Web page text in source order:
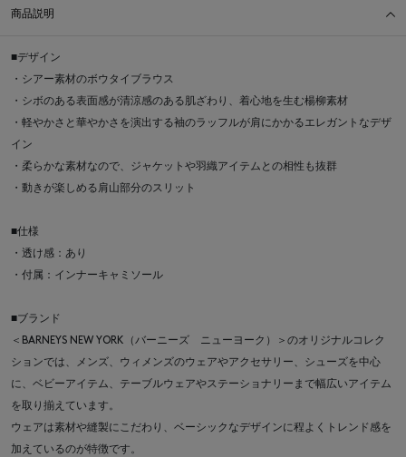
商品説明
■デザイン
・シアー素材のボウタイブラウス
・シボのある表面感が清涼感のある肌ざわり、着心地を生む楊柳素材
・軽やかさと華やかさを演出する袖のラッフルが肩にかかるエレガントなデザ
イン
・柔らかな素材なので、ジャケットや羽織アイテムとの相性も抜群
・動きが楽しめる肩山部分のスリット
■仕様
・透け感：あり
・付属：インナーキャミソール
■ブランド
＜BARNEYS NEW YORK（バーニーズ ニューヨーク）＞のオリジナルコレク
ションでは、メンズ、ウィメンズのウェアやアクセサリー、シューズを中心
に、ベビーアイテム、テーブルウェアやステーショナリーまで幅広いアイテム
を取り揃えています。
ウェアは素材や縫製にこだわり、ベーシックなデザインに程よくトレンド感を
加えているのが特徴です。